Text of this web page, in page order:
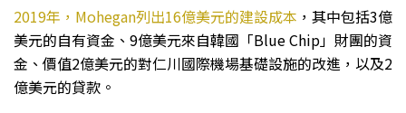
2019年，Mohegan列出16億美元的建設成本 ，其中包括3億
美元的自有資金、9億美元來自韓國「Blue Chip」財團的資
金、價值2億美元的對仁川國際機場基礎設施的改進，以及2
億美元的貸款。